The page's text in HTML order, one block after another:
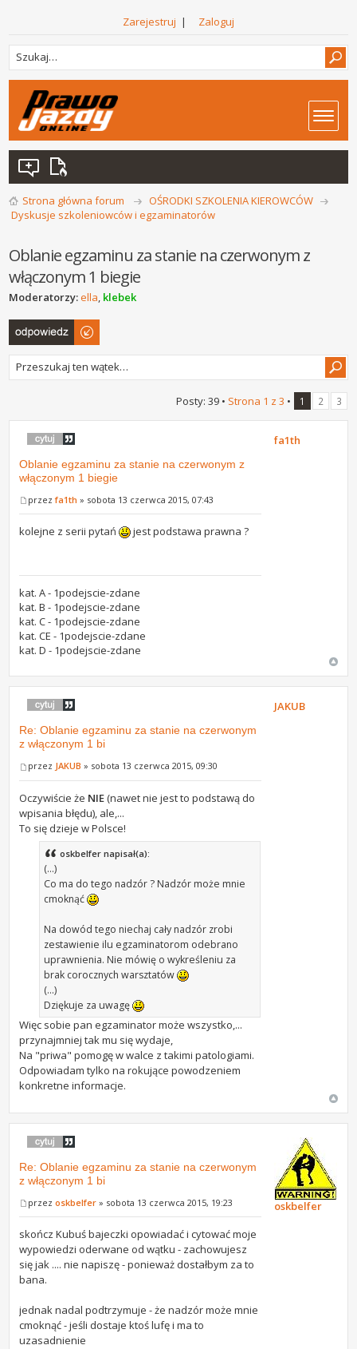
Zarejestruj | Zaloguj
Strona główna forum
OŚRODKI SZKOLENIA KIEROWCÓW
Dyskusje szkoleniowców i egzaminatorów
Oblanie egzaminu za stanie na czerwonym z
włączonym 1 biegie
Moderatorzy:ella, klebek
Odpowiedz
Posty: 39 • Strona 1 z 3 • 1 2 3
Oblanie egzaminu za stanie na czerwonym z
włączonym 1 biegie
przezfa1th » sobota 13 czerwca 2015, 07:43
kolejne z serii pytań jest podstawa prawna ?
kat. A - 1podejscie-zdane
kat. B - 1podejscie-zdane
kat. C - 1podejscie-zdane
kat. CE - 1podejscie-zdane
kat. D - 1podejscie-zdane
fa1th
Re: Oblanie egzaminu za stanie na czerwonym
z włączonym 1 bi
przez JAKUB » sobota 13 czerwca 2015, 09:30
Oczywiście że NIE(nawet nie jest to podstawą do
wpisania błędu), ale,...
To się dzieje w Polsce!
oskbelfer napisał(a):
(...)
Co ma do tego nadzór ? Nadzór może mnie
cmoknąć
Na dowód tego niechaj cały nadzór zrobi
zestawienie ilu egzaminatorom odebrano
uprawnienia. Nie mówię o wykreśleniu za
brak corocznych warsztatów
(...)
Dziękuje za uwagę
Więc sobie pan egzaminator może wszystko,...
przynajmniej tak mu się wydaje,
Na "priwa" pomogę w walce z takimi patologiami.
Odpowiadam tylko na rokujące powodzeniem
konkretne informacje.
JAKUB
Re: Oblanie egzaminu za stanie na czerwonym
z włączonym 1 bi
przezoskbelfer » sobota 13 czerwca 2015, 19:23
skończ Kubuś bajeczki opowiadać i cytować moje
wypowiedzi oderwane od wątku - zachowujesz
się jak .... nie napiszę - ponieważ dostałbym za to
bana.
jednak nadal podtrzymuje - że nadzór może mnie
cmoknąć - jeśli dostaje ktoś lufę i ma to
uzasadnienie
oskbelfer